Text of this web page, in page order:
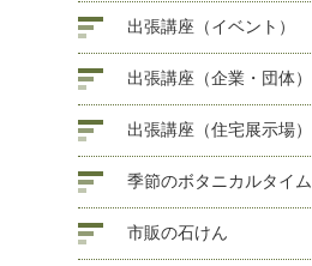
出張講座（イベント）
出張講座（企業・団体）
出張講座（住宅展示場）
季節のボタニカルタイム
市販の石けん